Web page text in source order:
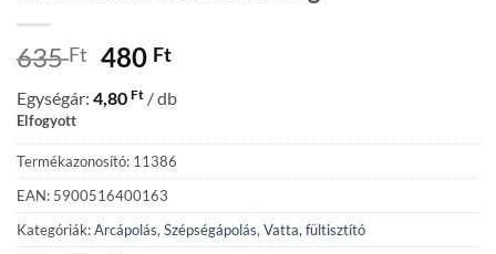
635Ft Original
price
was:
635 Ft.
480 FtCurrent
is:
480 Ft.
Egységár: 4,80 Ft / db
Elfogyott
Termékazonosító: 11386
EAN: 5900516400163
Kategóriák:Arcápolás, Szépségápolás, Vatta, fültisztító